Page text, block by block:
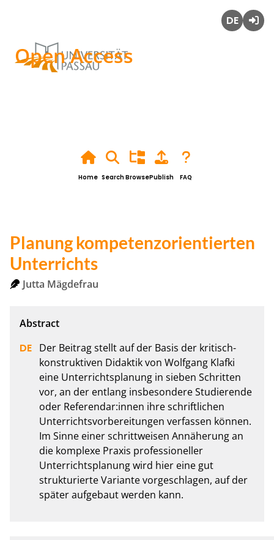
Open Access
Home SearchBrowsePublish FAQ
Planung kompetenzorientierten
Unterrichts
Jutta Mägdefrau
Der Beitrag stellt auf der Basis der kritisch-
konstruktiven Didaktik von Wolfgang Klafki
eine Unterrichtsplanung in sieben Schritten
vor, an der entlang insbesondere Studierende
oder Referendar:innen ihre schriftlichen
Unterrichtsvorbereitungen verfassen können.
Im Sinne einer schrittweisen Annäherung an
die komplexe Praxis professioneller
Unterrichtsplanung wird hier eine gut
strukturierte Variante vorgeschlagen, auf der
später aufgebaut werden kann.